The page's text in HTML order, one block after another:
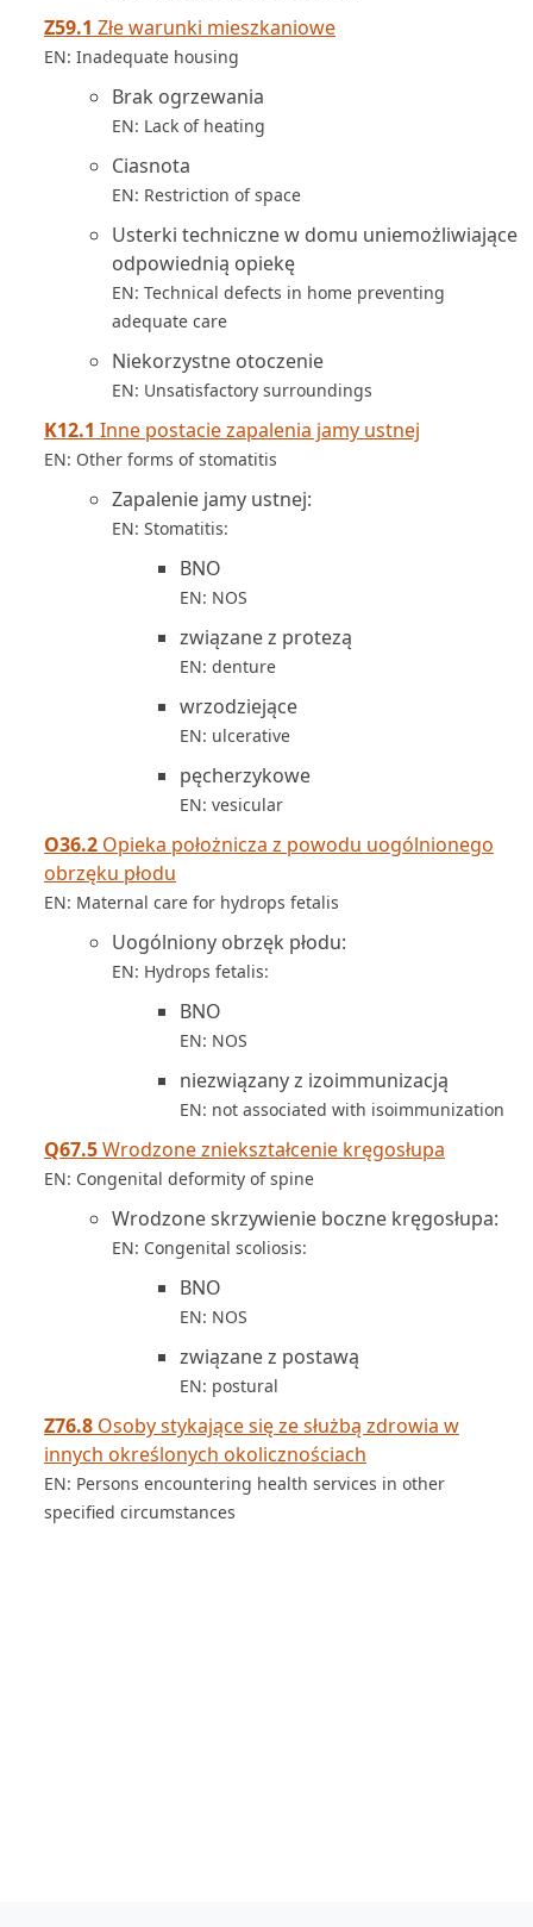
Z59.1 Złe warunki mieszkaniowe
EN: Inadequate housing
Brak ogrzewania
EN: Lack of heating
Ciasnota
EN: Restriction of space
Usterki techniczne w domu uniemożliwiające
odpowiednią opiekę
EN: Technical defects in home preventing
adequate care
Niekorzystne otoczenie
EN: Unsatisfactory surroundings
K12.1 Inne postacie zapalenia jamy ustnej
EN: Other forms of stomatitis
Zapalenie jamy ustnej:
EN: Stomatitis:
BNO
EN: NOS
związane z protezą
EN: denture
wrzodziejące
EN: ulcerative
pęcherzykowe
EN: vesicular
O36.2 Opieka położnicza z powodu uogólnionego
obrzęku płodu
EN: Maternal care for hydrops fetalis
Uogólniony obrzęk płodu:
EN: Hydrops fetalis:
BNO
EN: NOS
niezwiązany z izoimmunizacją
EN: not associated with isoimmunization
Q67.5Wrodzone zniekształcenie kręgosłupa
EN: Congenital deformity of spine
Wrodzone skrzywienie boczne kręgosłupa:
EN: Congenital scoliosis:
BNO
EN: NOS
związane z postawą
EN: postural
Z76.8 Osoby stykające się ze służbą zdrowia w
innych określonych okolicznościach
EN: Persons encountering health services in other
specified circumstances